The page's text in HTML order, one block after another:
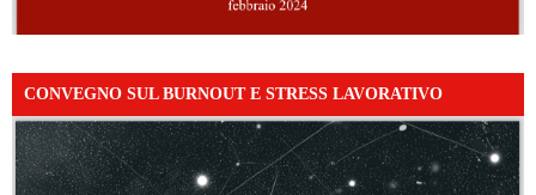
CONVEGNO SUL BURNOUT E STRESS LAVORATIVO